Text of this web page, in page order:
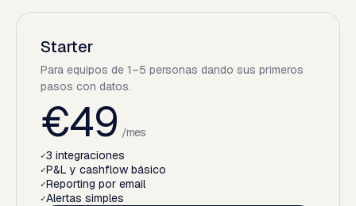
Starter
Para equipos de 1–5 personas dando sus primeros
pasos con datos.
€49 /mes
✓3 integraciones
✓P&L y cashflow básico
✓Reporting por email
✓Alertas simples